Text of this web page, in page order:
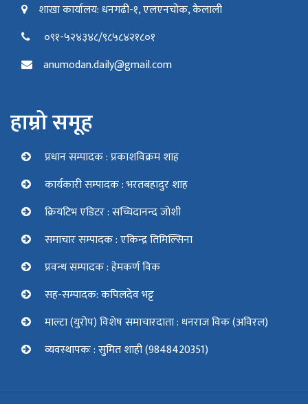
शाखा कार्यालय: धनगढी-१, एलएनचोक, कैलाली
०९१-५२४३४८/९८५८४२१८०१
anumodan.daily@gmail.com
हाम्रो समूह
प्रधान सम्पादक : प्रकाशविक्रम शाह
कार्यकारी सम्पादक : भरतबहादुर शाह
क्रियटिभ एडिटर : सच्चिदानन्द जोशी
समाचार सम्पादक : एकिन्द्र तिमिल्सिना
प्रवन्ध सम्पादक : हेमकर्ण विक
सह-सम्पादक: कपिलदेव भट्ट
माल्टा (युरोप) विशेष समाचारदाता : धनराज विक (अविरल)
व्यवस्थापकः : सुमित शाही (9848420351)